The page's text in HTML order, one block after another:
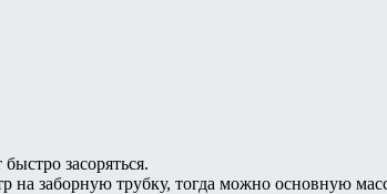
засоряться.
на заборную трубку, тогда можно основную